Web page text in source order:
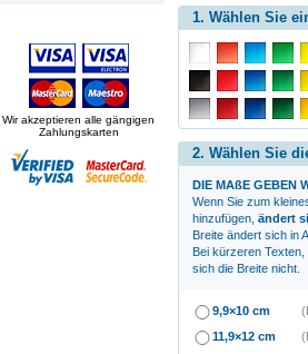
Wir akzeptieren alle gängigen
Zahlungskarten
1. Wählen Sie
2. Wählen Sie
DIE MAßE GEBEN
Wenn Sie zum
hinzufügen, ändert
Breite ändert sich in
Bei kürzeren
sich die Breite nicht.
9,9×10 cm
11,9×12 cm